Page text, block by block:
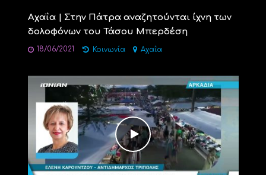
Αχαΐα | Στην Πάτρα αναζητούνται ίχνη των
δολοφόνων του Τάσου Μπερδέση
18/06/2021 Κοινωνία Αχαΐα